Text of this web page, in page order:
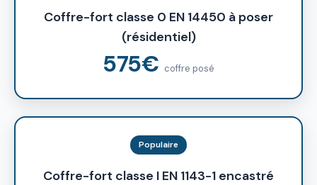
Coffre-fort classe 0 EN 14450 à poser
(résidentiel)
575€ coffre posé
Populaire
Coffre-fort classe I EN 1143-1 encastré